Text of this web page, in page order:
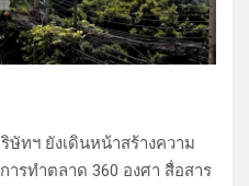
ทฯ ยังเดินหน้าสร้างความ
รทำตลาด 360 องศา สื่อสาร